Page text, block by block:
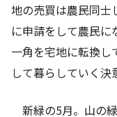
地の売買は農民同士
に申請をして農民
一角を宅地に転換し
して暮らしていく決
新緑の5月。山の